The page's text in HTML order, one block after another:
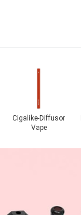
Cigalike-Diffusor
Vape